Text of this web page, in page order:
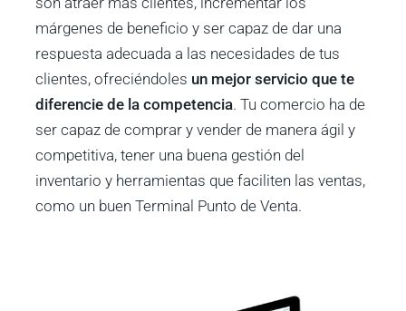
márgenes de beneficio y ser capaz de dar una
respuesta adecuada a las necesidades de tus
clientes, ofreciéndoles un mejor servicio que te
diferencie de la competencia. Tu comercio ha de
ser capaz de comprar y vender de manera ágil y
competitiva, tener una buena gestión del
inventario y herramientas que faciliten las ventas,
como un buen Terminal Punto de Venta.